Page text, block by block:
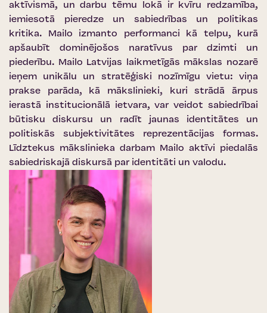
aktīvismā, un darbu tēmu lokā ir kvīru redzamība,
iemiesotā pieredze un sabiedrības un politikas
kritika. Mailo izmanto performanci kā telpu, kurā
apšaubīt dominējošos naratīvus par dzimti un
piederību. Mailo Latvijas laikmetīgās mākslas nozarē
ieņem unikālu un stratēģiski nozīmīgu vietu: viņa
prakse parāda, kā mākslinieki, kuri strādā ārpus
ierastā institucionālā ietvara, var veidot sabiedrībai
būtisku diskursu un radīt jaunas identitātes un
politiskās subjektivitātes reprezentācijas formas.
Līdztekus mākslinieka darbam Mailo aktīvi piedalās
sabiedriskajā diskursā par identitāti un valodu.